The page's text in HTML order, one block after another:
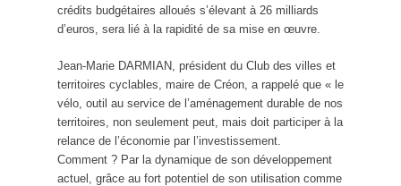
crédits budgétaires alloués s’élevant à 26 milliards
d’euros, sera lié à la rapidité de sa mise en œuvre.
Jean-Marie DARMIAN, président du Club des villes et
territoires cyclables, maire de Créon, a rappelé que « le
vélo, outil au service de l’aménagement durable de nos
territoires, non seulement peut, mais doit participer à la
relance de l’économie par l’investissement.
Comment ? Par la dynamique de son développement
actuel, grâce au fort potentiel de son utilisation comme